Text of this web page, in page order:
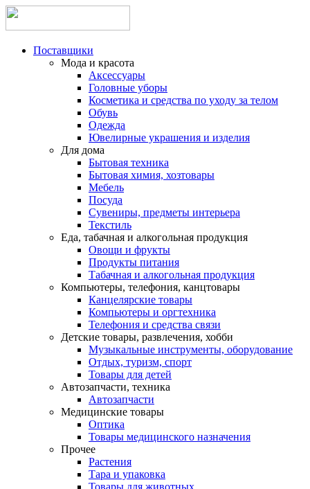
Поставщики
Мода и красота
Аксессуары
Головные уборы
Косметика и средства по уходу за телом
Обувь
Одежда
Ювелирные украшения и изделия
Для дома
Бытовая техника
Бытовая химия, хозтовары
Мебель
Посуда
Сувениры, предметы интерьера
Текстиль
Еда, табачная и алкогольная продукция
Овощи и фрукты
Продукты питания
Табачная и алкогольная продукция
Компьютеры, телефония, канцтовары
Канцелярские товары
Компьютеры и оргтехника
Телефония и средства связи
Детские товары, развлечения, хобби
Музыкальные инструменты, оборудование
Отдых, туризм, спорт
Товары для детей
Автозапчасти, техника
Автозапчасти
Медицинские товары
Оптика
Товары медицинского назначения
Прочее
Растения
Тара и упаковка
Товары для животных